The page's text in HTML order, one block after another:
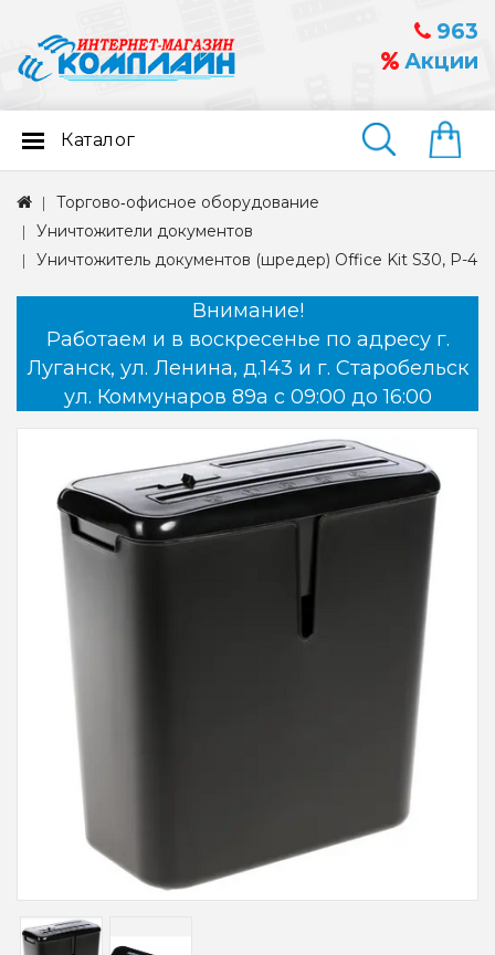
963
Акции
Найти
Каталог
Торгово‑офисное оборудование
Уничтожители документов
Уничтожитель документов (шредер) Office Kit S30, P-4
Внимание!
Работаем и в воскресенье по адресу г.
Луганск, ул. Ленина, д.143 и г. Старобельск
ул. Коммунаров 89а с 09:00 до 16:00